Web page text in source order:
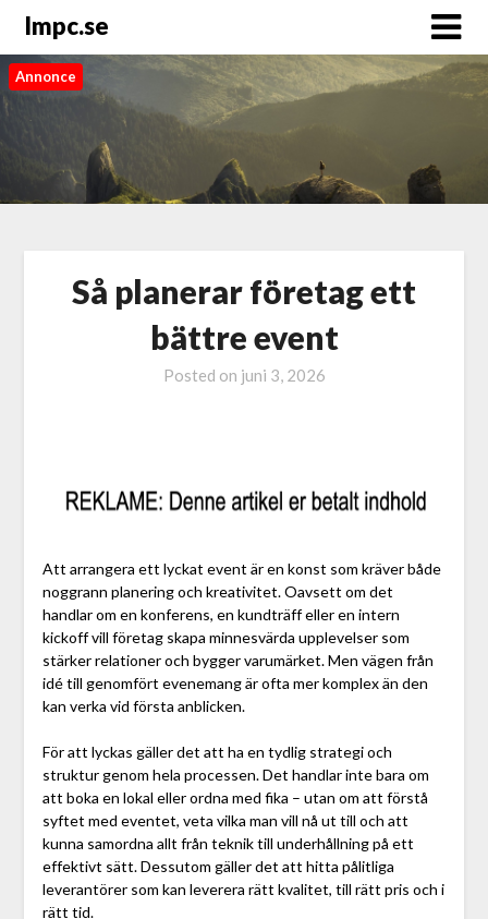
Impc.se
Annonce
Så planerar företag ett
bättre event
Posted on juni 3, 2026
Att arrangera ett lyckat event är en konst som kräver både
noggrann planering och kreativitet. Oavsett om det
handlar om en konferens, en kundträff eller en intern
kickoff vill företag skapa minnesvärda upplevelser som
stärker relationer och bygger varumärket. Men vägen från
idé till genomfört evenemang är ofta mer komplex än den
kan verka vid första anblicken.
För att lyckas gäller det att ha en tydlig strategi och
struktur genom hela processen. Det handlar inte bara om
att boka en lokal eller ordna med fika – utan om att förstå
syftet med eventet, veta vilka man vill nå ut till och att
kunna samordna allt från teknik till underhållning på ett
effektivt sätt. Dessutom gäller det att hitta pålitliga
leverantörer som kan leverera rätt kvalitet, till rätt pris och i
rätt tid.